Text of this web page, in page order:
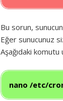
Bu sorun,
Eğer sunucunuz
Aşağıdaki komutu
nano /etc/